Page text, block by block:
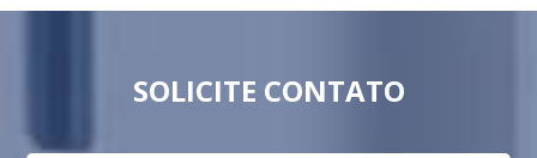
SOLICITE CONTATO